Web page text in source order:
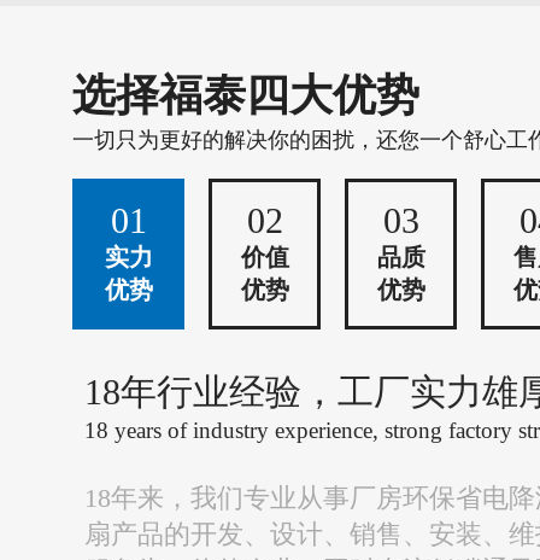
选择福泰四大优势
一切只为更好的解决你的困扰，还您一个舒心工
01
实力
优势
02
价值
优势
03
品质
优势
18年行业经验，工厂实力雄
18 years of industry experience, strong factory
18年来，我们专业从事厂房环保省电
扇产品的开发、设计、销售、安装、